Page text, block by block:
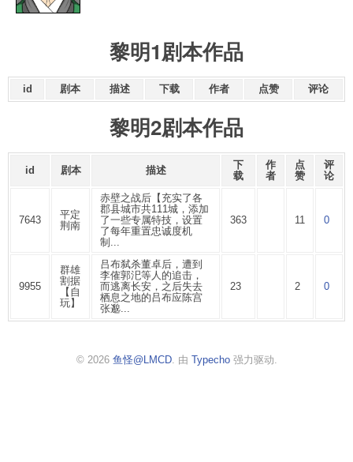
黎明1剧本作品
id 剧本 描述 下载 作者 点赞 评论
黎明2剧本作品
id 剧本 描述
下
载
作
者
点
赞
评
论
7643
平定
荆南
赤壁之战后【充实了各
郡县城市共111城，添加
了一些专属特技，设置
了每年重置忠诚度机
制...
363 11 0
9955
群雄
割据
【自
玩】
吕布弑杀董卓后，遭到
李傕郭汜等人的追击，
而逃离长安，之后失去
栖息之地的吕布应陈宫
张邈...
23 2 0
© 2026 鱼怪@LMCD. 由 Typecho强力驱动.